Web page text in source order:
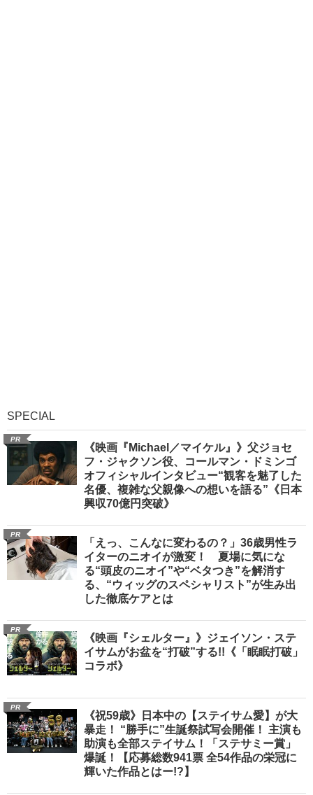
SPECIAL
PR
《映画『Michael／マイケル』》父ジョセ
フ・ジャクソン役、コールマン・ドミンゴ
オフィシャルインタビュー“観客を魅了した
名優、複雑な父親像への想いを語る”《日本
興収70億円突破》
PR
「えっ、こんなに変わるの？」36歳男性ラ
イターのニオイが激変！ 夏場に気にな
る“頭皮のニオイ”や“ベタつき”を解消す
る、“ウィッグのスペシャリスト”が生み出
した徹底ケアとは
PR
《映画『シェルター』》ジェイソン・ステ
イサムがお盆を“打破”する!!《「眠眠打破」
コラボ》
PR
《祝59歳》日本中の【ステイサム愛】が大
暴走！ “勝手に”生誕祭試写会開催！ 主演も
助演も全部ステイサム！「ステサミー賞」
爆誕！【応募総数941票 全54作品の栄冠に
輝いた作品とはー!?】